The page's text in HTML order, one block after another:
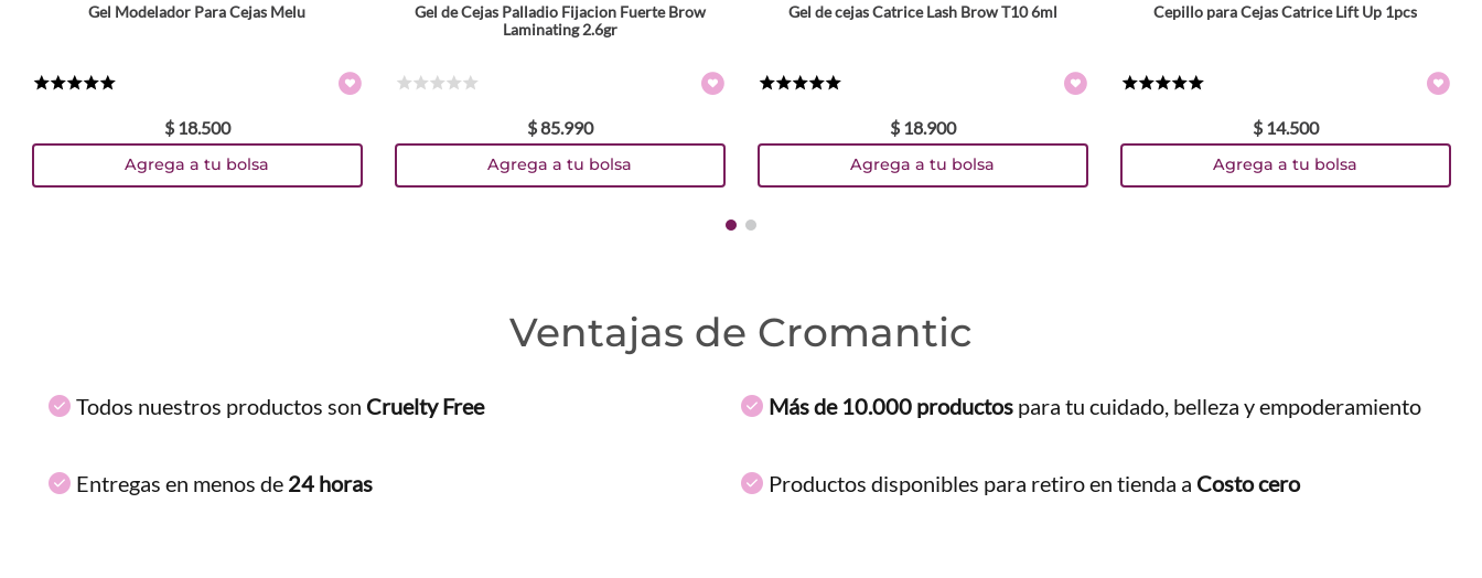
Gel Modelador Para Cejas Melu
$ 18.500
Agrega a tu bolsa
Gel de Cejas Palladio Fijacion Fuerte Brow
Laminating 2.6gr
$85.990
Agrega a tu bolsa
Gel de cejas Catrice Lash Brow T10 6ml
$ 18.900
Agrega a tu bolsa
Cepillo para Cejas Catrice Lift Up 1pcs
$ 14.500
Agrega a tu bolsa
Ventajas de Cromantic
Todos nuestros productos son Cruelty Free Más de 10.000 productos para tu cuidado, belleza y empoderamiento
Entregas en menos de 24 horas Productos disponibles para retiro en tienda a Costo cero